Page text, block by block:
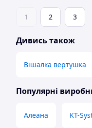
1 2 3
Дивись також
Вішалка вертушка
Популярні
Алеана KT-